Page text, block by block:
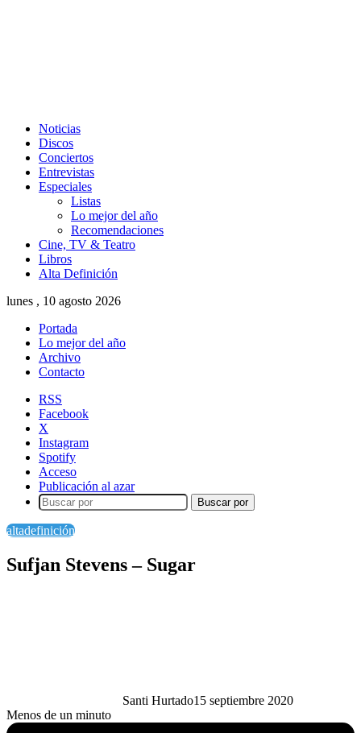
Noticias
Discos
Conciertos
Entrevistas
Especiales
Listas
Lo mejor del año
Recomendaciones
Cine, TV & Teatro
Libros
Alta Definición
lunes , 10 agosto 2026
Portada
Lo mejor del año
Archivo
Contacto
RSS
Facebook
X
Instagram
Spotify
Acceso
Publicación al azar
Buscar por
altadefinición
Sufjan Stevens – Sugar
Santi Hurtado15 septiembre 2020
Menos de un minuto